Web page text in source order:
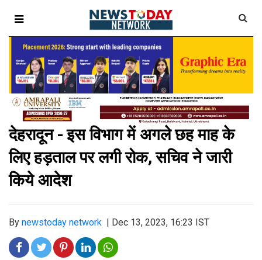
देहरादून - इस विभाग में अगले छह माह के
लिए हड़ताल पर लगी रोक, सचिव ने जारी
किये आदेश
By newstoday network Dec 13, 2023, 16:23 IST